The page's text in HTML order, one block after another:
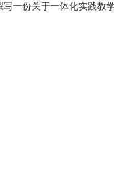
一份关于一体化实践教